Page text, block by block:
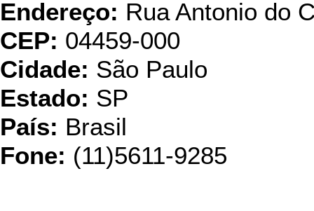
Endereço: Rua Antonio do
CEP: 04459-000
Cidade: São Paulo
Estado: SP
País: Brasil
Fone: (11)5611-9285